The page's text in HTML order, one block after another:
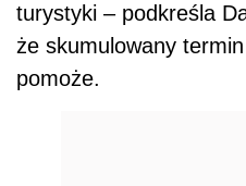
turystyki – podkreśla
że skumulowany
pomoże.